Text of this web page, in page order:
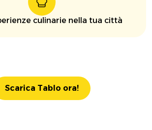
culinarie nella tua città
Scarica Tablo ora!